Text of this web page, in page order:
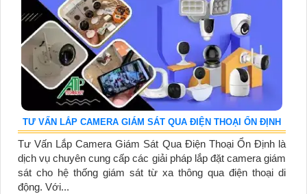
TƯ VẤN LẮP CAMERA GIÁM SÁT QUA ĐIỆN THOẠI ỔN ĐỊNH
Tư Vấn Lắp Camera Giám Sát Qua Điện Thoại Ổn Định là
dịch vụ chuyên cung cấp các giải pháp lắp đặt camera giám
sát cho hệ thống giám sát từ xa thông qua điện thoại di
động. Với...